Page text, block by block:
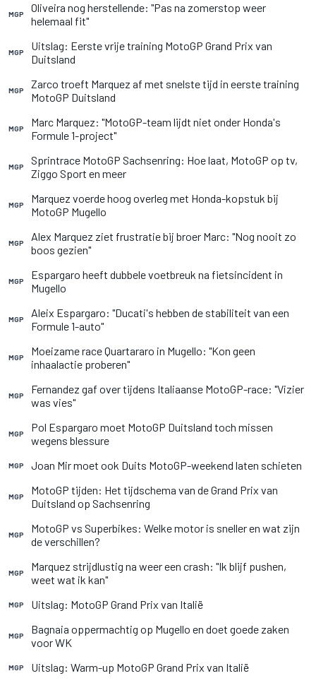
MGP
Oliveira nog herstellende: "Pas na zomerstop weer
helemaal fit"
MGP
Uitslag: Eerste vrije training MotoGP Grand Prix van
Duitsland
MGP
Zarco troeft Marquez af met snelste tijd in eerste training
MotoGP Duitsland
MGP
Marc Marquez: "MotoGP-team lijdt niet onder Honda's
Formule 1-project"
MGP
Sprintrace MotoGP Sachsenring: Hoe laat, MotoGP op tv,
Ziggo Sport en meer
MGP
Marquez voerde hoog overleg met Honda-kopstuk bij
MotoGP Mugello
MGP
Alex Marquez ziet frustratie bij broer Marc: "Nog nooit zo
boos gezien"
MGP
Espargaro heeft dubbele voetbreuk na fietsincident in
Mugello
MGP
Aleix Espargaro: "Ducati's hebben de stabiliteit van een
Formule 1-auto"
MGP
Moeizame race Quartararo in Mugello: "Kon geen
inhaalactie proberen"
MGP
Fernandez gaf over tijdens Italiaanse MotoGP-race: "Vizier
was vies"
MGP
Pol Espargaro moet MotoGP Duitsland toch missen
wegens blessure
MGP Joan Mir moet ook Duits MotoGP-weekend laten schieten
MGP
MotoGP tijden: Het tijdschema van de Grand Prix van
Duitsland op Sachsenring
MGP
MotoGP vs Superbikes: Welke motor is sneller en wat zijn
de verschillen?
MGP
Marquez strijdlustig na weer een crash: "Ik blijf pushen,
weet wat ik kan"
MGP Uitslag: MotoGP Grand Prix van Italië
MGP
Bagnaia oppermachtig op Mugello en doet goede zaken
voor WK
MGP Uitslag: Warm-up MotoGP Grand Prix van Italië